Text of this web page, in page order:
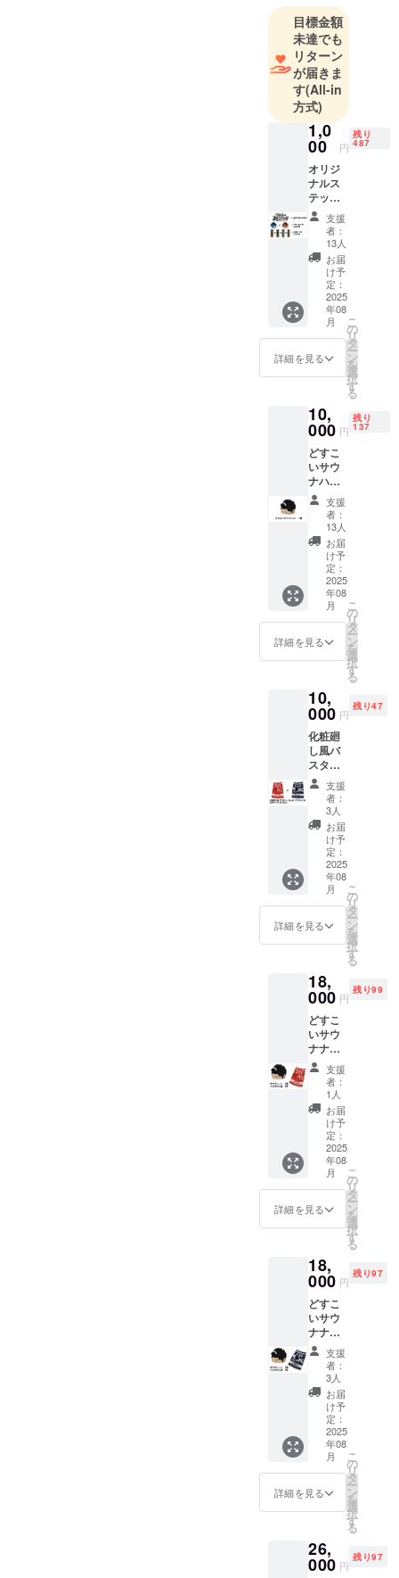
目標金額
未達でも
リターン
が届きま
す(All-in
方式)
1,0
00 円
残り
487
オリジ
ナルス
テッ
カー ど
れか３
支援
者：
13人
お届
け予
定：
2025
年08
月
詳細を見る
こ
の
リ
タ
ー
ン
を
選
択
す
る
10,
000 円
残り
137
どすこ
いサウ
ナハッ
ト １
個 サイ
ズ：
Free
支援
者：
13人
お届
け予
定：
2025
年08
月
詳細を見る
こ
の
リ
タ
ー
ン
を
選
択
す
る
10,
000 円
残り47
化粧廻
し風バ
スタオ
ル(赤or
青）
１枚 サ
イズ：
70cmx
140cm
支援
者：
3人
お届
け予
定：
2025
年08
月
詳細を見る
こ
の
リ
タ
ー
ン
を
選
択
す
る
18,
000 円
残り99
どすこ
いサウ
ナナ
ハッ
ト １
個 サイ
ズ：
Free 化
粧廻し
風バス
タオル
(赤）
１枚 サ
イズ：
70cmx
140cm
支援
者：
1人
お届
け予
定：
2025
年08
月
詳細を見る
こ
の
リ
タ
ー
ン
を
選
択
す
る
18,
000 円
残り97
どすこ
いサウ
ナナ
ハッ
ト １
個 サイ
ズ：
Free 化
粧廻し
風バス
タオル
(青）
１枚 サ
イズ：
70cmx
140cm
支援
者：
3人
お届
け予
定：
2025
年08
月
詳細を見る
こ
の
リ
タ
ー
ン
を
選
択
す
る
26,
000 円
残り97